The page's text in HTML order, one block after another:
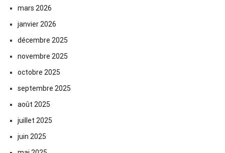
mars 2026
janvier 2026
décembre 2025
novembre 2025
octobre 2025
septembre 2025
août 2025
juillet 2025
juin 2025